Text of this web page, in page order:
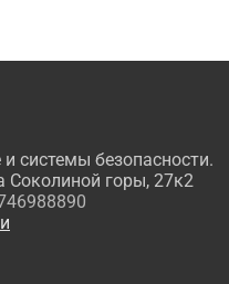
системы безопасности.
Соколиной горы, 27к2